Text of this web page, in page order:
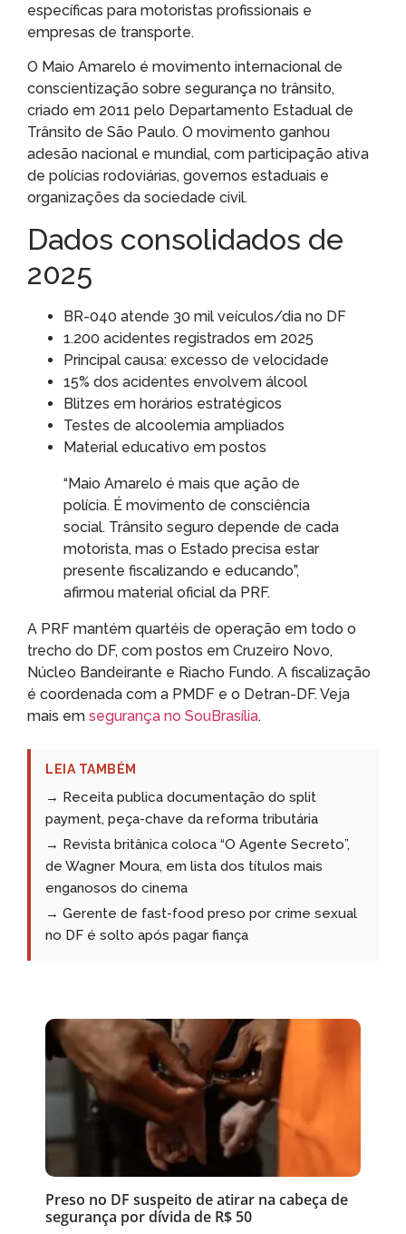
específicas para motoristas profissionais e
empresas de transporte.
O Maio Amarelo é movimento internacional de
conscientização sobre segurança no trânsito,
criado em 2011 pelo Departamento Estadual de
Trânsito de São Paulo. O movimento ganhou
adesão nacional e mundial, com participação ativa
de polícias rodoviárias, governos estaduais e
organizações da sociedade civil.
Dados consolidados de
2025
BR-040 atende 30 mil veículos/dia no DF
1.200 acidentes registrados em 2025
Principal causa: excesso de velocidade
15% dos acidentes envolvem álcool
Blitzes em horários estratégicos
Testes de alcoolemia ampliados
Material educativo em postos
“Maio Amarelo é mais que ação de
polícia. É movimento de consciência
social. Trânsito seguro depende de cada
motorista, mas o Estado precisa estar
presente fiscalizando e educando”,
afirmou material oficial da PRF.
A PRF mantém quartéis de operação em todo o
trecho do DF, com postos em Cruzeiro Novo,
Núcleo Bandeirante e Riacho Fundo. A fiscalização
é coordenada com a PMDF e o Detran-DF. Veja
mais em segurança no SouBrasília.
LEIA TAMBÉM
→ Receita publica documentação do split
payment, peça-chave da reforma tributária
→ Revista britânica coloca “O Agente Secreto”,
de Wagner Moura, em lista dos títulos mais
enganosos do cinema
→ Gerente de fast-food preso por crime sexual
no DF é solto após pagar fiança
Preso no DF suspeito de atirar na cabeça de
segurança por dívida de R$ 50